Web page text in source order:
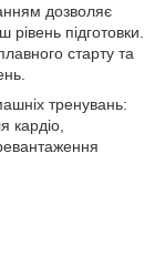
дозволяє
рівень підготовки.
старту та
тренувань:
кардіо,